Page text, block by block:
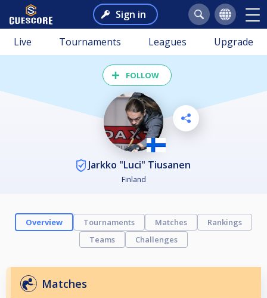
Sign in
Live Tournaments Leagues Upgrade
FOLLOW
Jarkko "Luci" Tiusanen
Finland
Overview Tournaments Matches
Rankings
Teams
Challenges
Matches